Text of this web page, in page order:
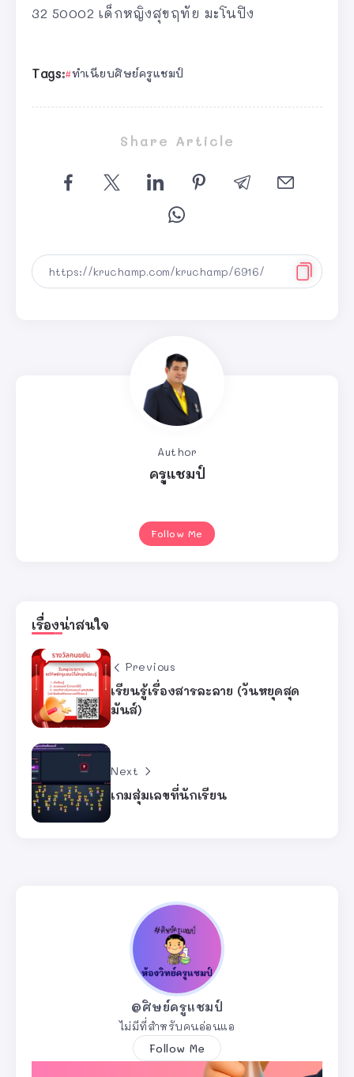
32 50002 เด็กหญิงสุขฤทัย มะโนปิง
Tags: ทำเนียบศิษย์ครูแชมป์
Share Article
Author
ครูแชมป์
Follow Me
เรื่องน่าสนใจ
Previous
เรียนรู้เรื่องสารละลาย (วันหยุดสุด
มันส์)
Next
เกมสุ่มเลขที่นักเรียน
@ศิษย์ครูแชมป์
ไม่มีที่สำหรับคนอ่อนแอ
Follow Me